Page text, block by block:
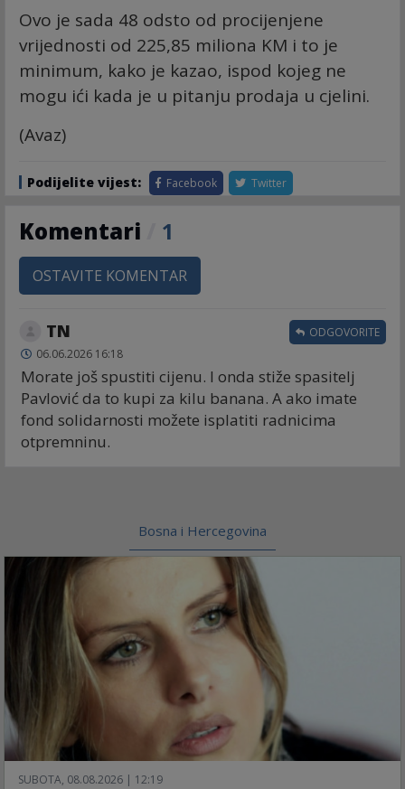
Ovo je sada 48 odsto od procijenjene
vrijednosti od 225,85 miliona KM i to je
minimum, kako je kazao, ispod kojeg ne
mogu ići kada je u pitanju prodaja u cjelini.
(Avaz)
Podijelite vijest: Facebook Twitter
Komentari 1
OSTAVITE KOMENTAR
TN
06.06.2026 16:18
Morate još spustiti cijenu. I onda stiže spasitelj
Pavlović da to kupi za kilu banana. A ako imate
fond solidarnosti možete isplatiti radnicima
otpremninu.
ODGOVORITE
Bosna i Hercegovina
SUBOTA, 08.08.2026 | 12:19